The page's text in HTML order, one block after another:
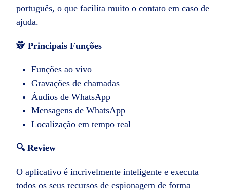
português, o que facilita muito o contato em caso de
ajuda.
🕵️Principais Funções
Funções ao vivo
Gravações de chamadas
Áudios de WhatsApp
Mensagens de WhatsApp
Localização em tempo real
🔍 Review
O aplicativo é incrivelmente inteligente e executa
todos os seus recursos de espionagem de forma